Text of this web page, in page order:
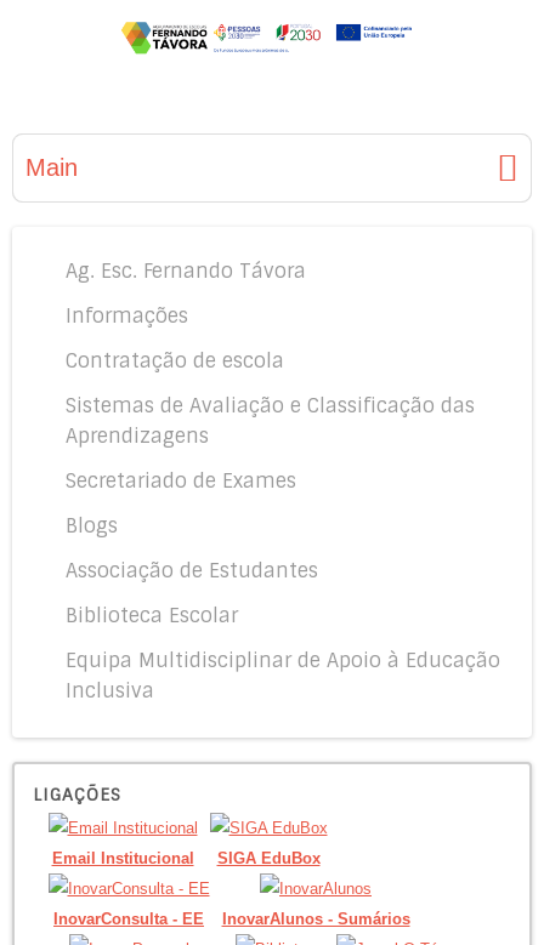
Main
Ag. Esc. Fernando Távora
Informações
Contratação de escola
Sistemas de Avaliação e Classificação das
Aprendizagens
Secretariado de Exames
Blogs
Associação de Estudantes
Biblioteca Escolar
Equipa Multidisciplinar de Apoio à Educação
Inclusiva
LIGAÇÕES
Email Institucional SIGA EduBox
InovarConsulta - EE InovarAlunos - Sumários